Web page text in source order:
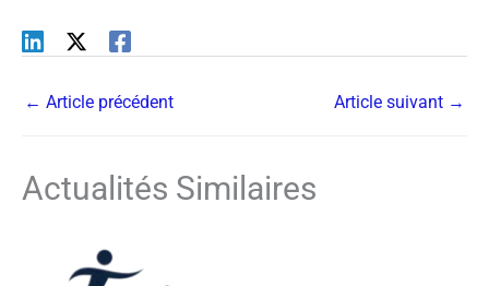
← Article précédent Article suivant →
Actualités Similaires